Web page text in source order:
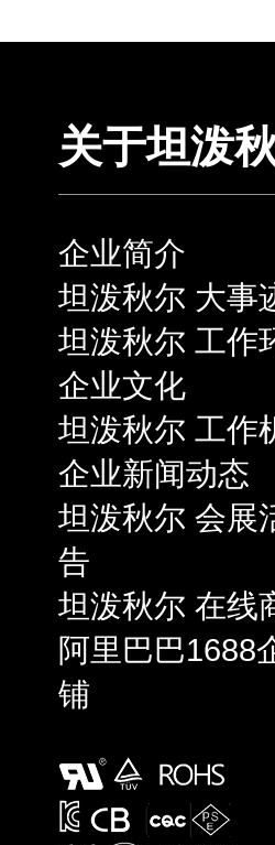
关于坦泼
企业简介
坦泼秋尔 大事
坦泼秋尔 工作
企业文化
坦泼秋尔 工作
企业新闻动态
坦泼秋尔 会展
告
坦泼秋尔 在线
阿里巴巴1688
铺